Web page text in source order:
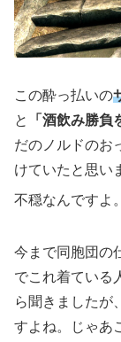
この酔っ払いの
と
「酒飲み勝負
だのノルドのお
けていたと思い
不穏なんですよ
今まで同胞団の
でこれ着ている
ら聞きましたが
すよね。じゃあ